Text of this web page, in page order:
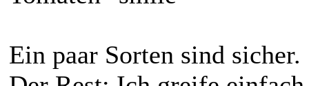
Ein paar Sorten sind sicher.